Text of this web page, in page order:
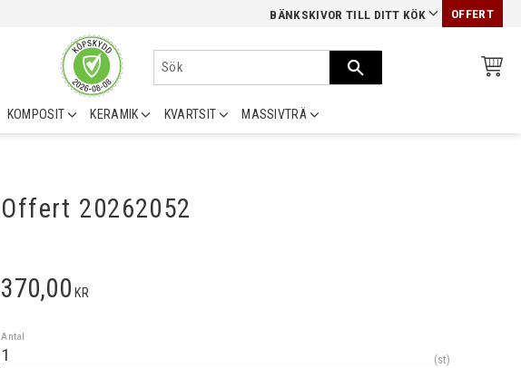
BÄNKSKIVOR TILL DITT KÖK OFFERT
KOMPOSIT KERAMIK KVARTSIT MASSIVTRÄ
Offert 20262052
370,00 KR
Antal
st